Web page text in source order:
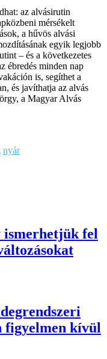
az alvásirutin
mérsékelt
a hűvös alvási
egyik legjobb
– és a következetes
ébredés minden nap
is, segíthet a
és javíthatja az alvás
a Magyar Alvás
nyár
ismerhetjük fel
figyelmen kívül